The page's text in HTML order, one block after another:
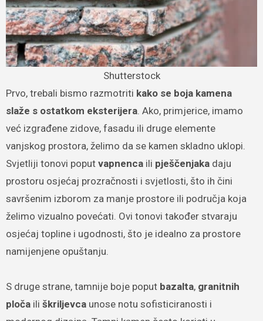
Shutterstock
Prvo, trebali bismo razmotriti kako se boja kamena
slaže s ostatkom eksterijera. Ako, primjerice, imamo
već izgrađene zidove, fasadu ili druge elemente
vanjskog prostora, želimo da se kamen skladno uklopi.
Svjetliji tonovi poput vapnencaili pješčenjakadaju
prostoru osjećaj prozračnosti i svjetlosti, što ih čini
savršenim izborom za manje prostore ili područja koja
želimo vizualno povećati. Ovi tonovi također stvaraju
osjećaj topline i ugodnosti, što je idealno za prostore
namijenjene opuštanju.
S druge strane, tamnije boje poput bazalta, granitnih
pločaili škriljevcaunose notu sofisticiranosti i